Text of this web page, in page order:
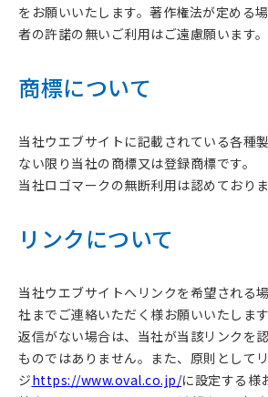
をお願いいたします。著作権法が定める
者の許諾の無いご利用はご遠慮願います。
商標について
当社ウエブサイトに記載されている各種
ない限り当社の商標又は登録商標です。
当社ロゴマークの無断利用は認めておりま
リンクについて
当社ウエブサイトへリンクを希望される
社までご連絡いただく様お願いいたしま
返信がない場合は、当社が当該リンクを
ものではありません。また、原則として
ジhttps://www.oval.co.jp/に設定する様